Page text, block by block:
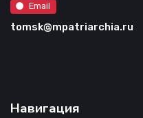
Email
tomsk@mpatriarchia.ru
Навигация